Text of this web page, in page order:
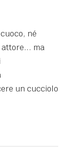
né
ma
un cucciolo